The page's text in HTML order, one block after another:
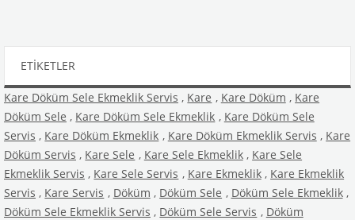
ETIKETLER
Kare Döküm Sele Ekmeklik Servis , Kare , Kare Döküm , Kare
Döküm Sele , Kare Döküm Sele Ekmeklik , Kare Döküm Sele
Servis , Kare Döküm Ekmeklik , Kare Döküm Ekmeklik Servis , Kare
Döküm Servis , Kare Sele , Kare Sele Ekmeklik , Kare Sele
Ekmeklik Servis , Kare Sele Servis , Kare Ekmeklik , Kare Ekmeklik
Servis , Kare Servis , Döküm , Döküm Sele , Döküm Sele Ekmeklik ,
Döküm Sele Ekmeklik Servis , Döküm Sele Servis , Döküm